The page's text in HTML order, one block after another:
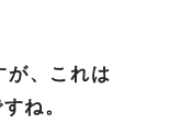
が、これは
ね。